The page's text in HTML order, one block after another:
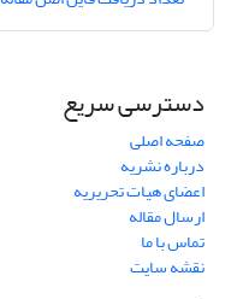
دسترسی سریع
صفحه اصلی
درباره نشریه
اعضای هیات تحریریه
ارسال مقاله
تماس با ما
نقشه سایت